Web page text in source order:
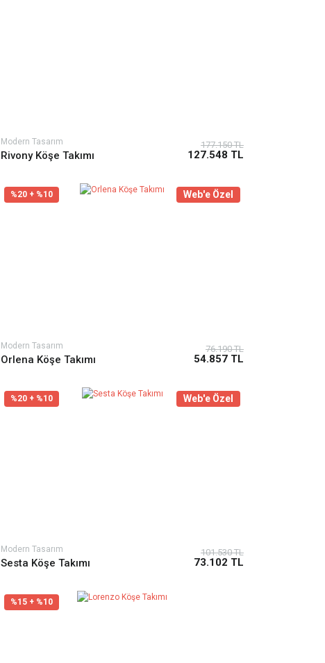
Modern Tasarım
Rivony Köşe Takımı
177.150 TL
127.548 TL
%20 + %10 Web'e Özel
Modern Tasarım
Orlena Köşe Takımı
76.190 TL
54.857 TL
%20 + %10 Web'e Özel
Modern Tasarım
Sesta Köşe Takımı
101.530 TL
73.102 TL
%15 + %10